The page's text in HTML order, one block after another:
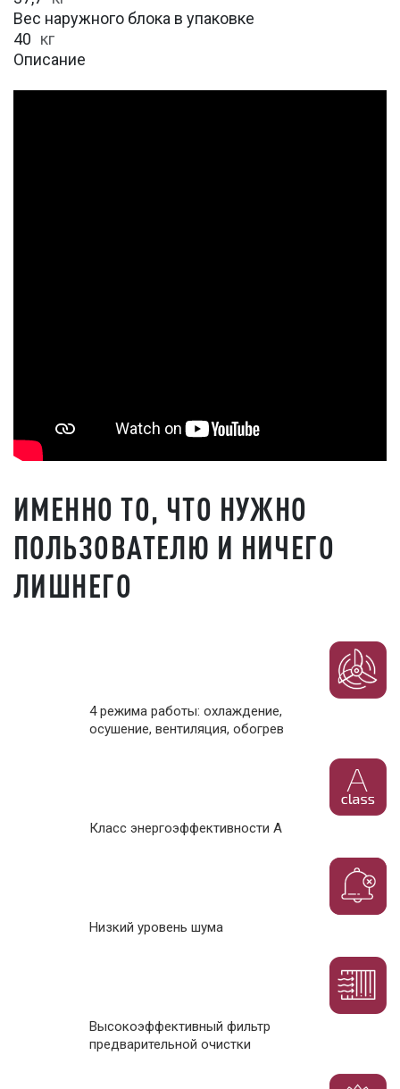
Вес наружного блока в упаковке
40 кг
Описание
ИМЕННО ТО, ЧТО НУЖНО
ПОЛЬЗОВАТЕЛЮ И НИЧЕГО
ЛИШНЕГО
4 режима работы: охлаждение,
осушение, вентиляция, обогрев
Класс энергоэффективности А
Низкий уровень шума
Высокоэффективный фильтр
предварительной очистки